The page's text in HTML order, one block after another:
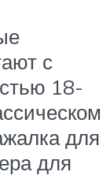
с
18-
для
для